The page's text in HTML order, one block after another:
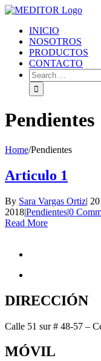
INICIO
NOSOTROS
PRODUCTOS
CONTACTO
Pendientes
Home/Pendientes
Articulo 1
By Sara Vargas Ortiz|
2018|Pendientes|0
Read More
DIRECCIÓN
Calle 51 sur # 48-57 –
MÓVIL